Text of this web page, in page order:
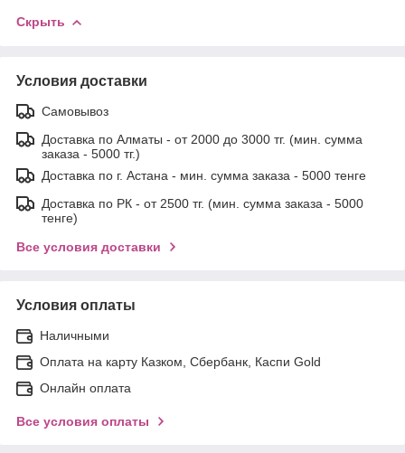
Скрыть
Условия доставки
Самовывоз
Доставка по Алматы - от 2000 до 3000 тг. (мин. сумма
заказа - 5000 тг.)
Доставка по г. Астана - мин. сумма заказа - 5000 тенге
Доставка по РК - от 2500 тг. (мин. сумма заказа - 5000
тенге)
Все условия доставки
Условия оплаты
Наличными
Оплата на карту Казком, Сбербанк, Каспи Gold
Онлайн оплата
Все условия оплаты